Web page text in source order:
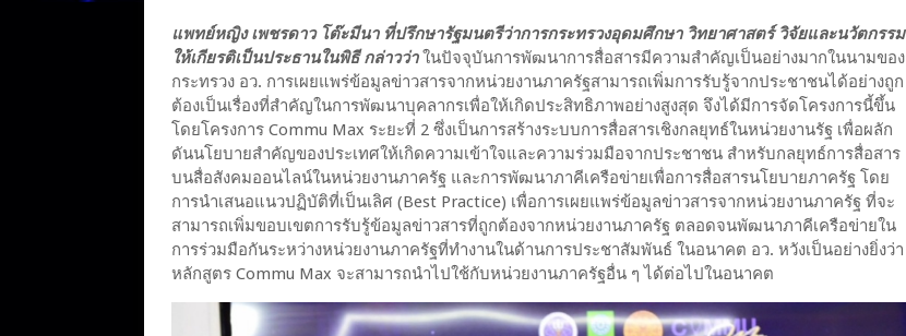
แพทย์หญิง เพชรดาว โต๊ะมีนา ที่ปรึกษารัฐมนตรีว่าการกระทรวงอุดมศึกษา วิทยาศาสตร์ วิจัยและนวัตกรรม
ให้เกียรติเป็นประธานในพิธี กล่าวว่าในปัจจุบันการพัฒนาการสื่อสารมีความสำคัญเป็นอย่างมากในนามของ
กระทรวง อว. การเผยแพร่ข้อมูลข่าวสารจากหน่วยงานภาครัฐสามารถเพิ่มการรับรู้จากประชาชนได้อย่างถูก
ต้องเป็นเรื่องที่สำคัญในการพัฒนาบุคลากรเพื่อให้เกิดประสิทธิภาพอย่างสูงสุด จึงได้มีการจัดโครงการนี้ขึ้น
โดยโครงการ Commu Max ระยะที่ 2 ซึ่งเป็นการสร้างระบบการสื่อสารเชิงกลยุทธ์ในหน่วยงานรัฐ เพื่อผลัก
ดันนโยบายสำคัญของประเทศให้เกิดความเข้าใจและความร่วมมือจากประชาชน สำหรับกลยุทธ์การสื่อสาร
บนสื่อสังคมออนไลน์ในหน่วยงานภาครัฐ และการพัฒนาภาคีเครือข่ายเพื่อการสื่อสารนโยบายภาครัฐ โดย
การนำเสนอแนวปฏิบัติที่เป็นเลิศ (Best Practice) เพื่อการเผยแพร่ข้อมูลข่าวสารจากหน่วยงานภาครัฐ ที่จะ
สามารถเพิ่มขอบเขตการรับรู้ข้อมูลข่าวสารที่ถูกต้องจากหน่วยงานภาครัฐ ตลอดจนพัฒนาภาคีเครือข่ายใน
การร่วมมือกันระหว่างหน่วยงานภาครัฐที่ทำงานในด้านการประชาสัมพันธ์ ในอนาคต อว. หวังเป็นอย่างยิ่งว่า
หลักสูตร Commu Max จะสามารถนำไปใช้กับหน่วยงานภาครัฐอื่น ๆ ได้ต่อไปในอนาคต